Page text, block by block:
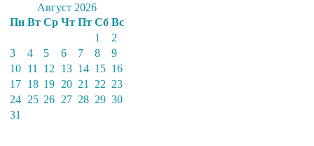
Август 2026
Пн Вт Ср Чт Пт Сб Вс
1
2
3
4 5 6 7 8
9
10 11 12 13 14 15 16
17 18 19 20 21 22 23
24 25 26 27 28 29 30
31